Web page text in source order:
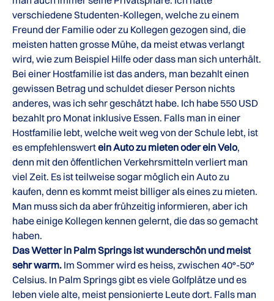
verschiedene Studenten-Kollegen, welche zu einem
Freund der Familie oder zu Kollegen gezogen sind, die
meisten hatten grosse Mühe, da meist etwas verlangt
wird, wie zum Beispiel Hilfe oder dass man sich unterhält.
Bei einer Hostfamilie ist das anders, man bezahlt einen
gewissen Betrag und schuldet dieser Person nichts
anderes, was ich sehr geschätzt habe. Ich habe 550 USD
bezahlt pro Monat inklusive Essen. Falls man in einer
Hostfamilie lebt, welche weit weg von der Schule lebt, ist
es empfehlenswertein Auto zu mieten oder ein Velo,
denn mit den öffentlichen Verkehrsmitteln verliert man
viel Zeit. Es ist teilweise sogar möglich ein Auto zu
kaufen, denn es kommt meist billiger als eines zu mieten.
Man muss sich da aber frühzeitig informieren, aber ich
habe einige Kollegen kennen gelernt, die das so gemacht
haben.
Das Wetter in Palm Springs ist wunderschön und meist
sehr warm. Im Sommer wird es heiss, zwischen 40°-50°
Celsius. In Palm Springs gibt es viele Golfplätze und es
leben viele alte, meist pensionierte Leute dort. Falls man